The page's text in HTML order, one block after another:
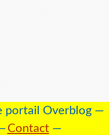
portail Overblog
Contact